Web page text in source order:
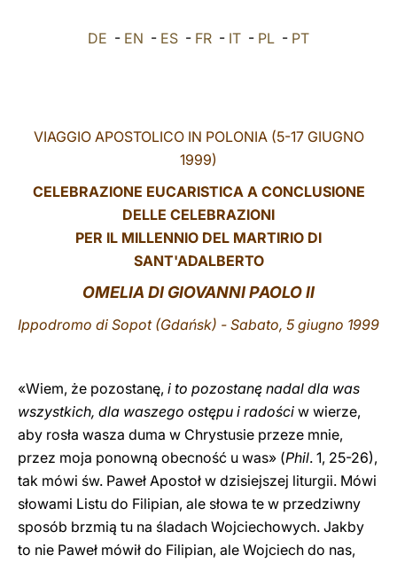
العربيّة DE - EN - ES - FR - IT - PL - PT
VIAGGIO APOSTOLICO IN POLONIA (5-17 GIUGNO
1999)
CELEBRAZIONE EUCARISTICA A CONCLUSIONE
DELLE CELEBRAZIONI
PER IL MILLENNIO DEL MARTIRIO DI
SANT'ADALBERTO
OMELIA DI GIOVANNI PAOLO II
Ippodromo di Sopot (Gdańsk) - Sabato, 5 giugno 1999
«Wiem, że pozostanę, i to pozostanę nadal dla was
wszystkich, dla waszego ostępu i radości w wierze,
aby rosła wasza duma w Chrystusie przeze mnie,
przez moja ponowną obecność u was» (Phil. 1, 25-26),
tak mówi św. Paweł Apostoł w dzisiejszej liturgii. Mówi
słowami Listu do Filipian, ale słowa te w przedziwny
sposób brzmią tu na śladach Wojciechowych. Jakby
to nie Paweł mówił do Filipian, ale Wojciech do nas,